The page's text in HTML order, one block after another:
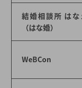
結婚相談所 はな
（はな婚）
WeBCon